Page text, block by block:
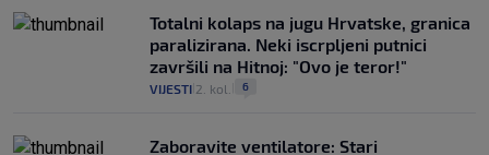
Totalni kolaps na jugu Hrvatske, granica
paralizirana. Neki iscrpljeni putnici
završili na Hitnoj: "Ovo je teror!"
VIJESTI 2. kol. 6
Zaboravite ventilatore: Stari